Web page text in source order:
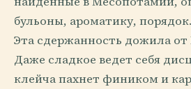
бульоны, ароматику,
Эта сдержанность дожила
Даже сладкое ведет себя
клейча пахнет фиником и